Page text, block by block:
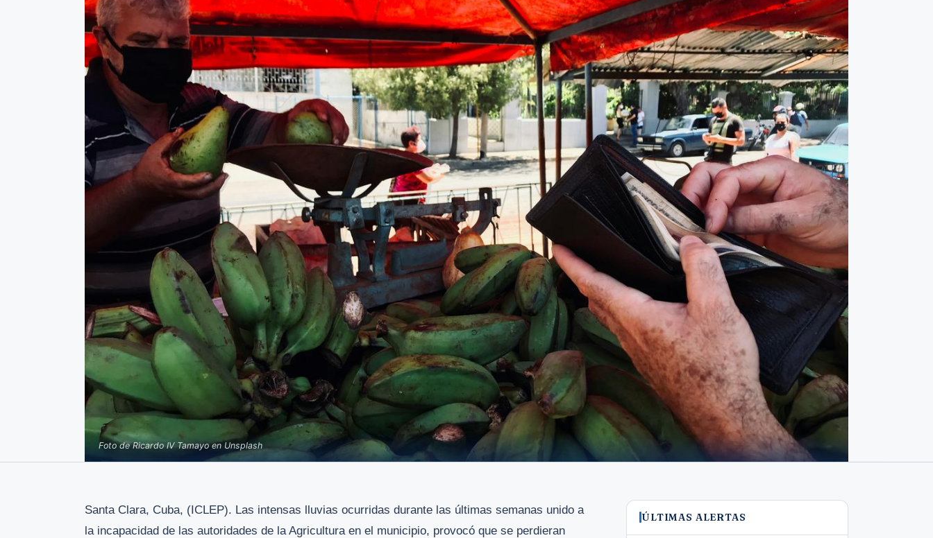
Foto de Ricardo IV Tamayo en Unsplash
Santa Clara, Cuba, (ICLEP). Las intensas lluvias ocurridas durante las últimas semanas unido a
la incapacidad de las autoridades de la Agricultura en el municipio, provocó que se perdieran
ÚLTIMAS ALERTAS